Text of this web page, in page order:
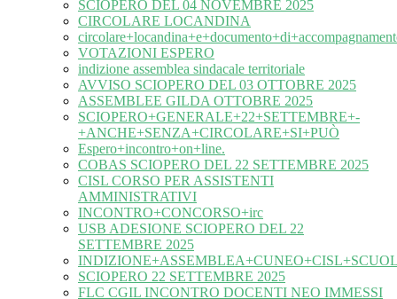
SCIOPERO DEL 04 NOVEMBRE 2025
CIRCOLARE LOCANDINA
VOTAZIONI ESPERO
indizione assemblea sindacale territoriale
AVVISO SCIOPERO DEL 03 OTTOBRE 2025
ASSEMBLEE GILDA OTTOBRE 2025
SCIOPERO+GENERALE+22+SETTEMBRE+-
+ANCHE+SENZA+CIRCOLARE+SI+PUÒ
Espero+incontro+on+line.
COBAS SCIOPERO DEL 22 SETTEMBRE 2025
CISL CORSO PER ASSISTENTI
AMMINISTRATIVI
INCONTRO+CONCORSO+irc
USB ADESIONE SCIOPERO DEL 22
SETTEMBRE 2025
SCIOPERO 22 SETTEMBRE 2025
FLC CGIL INCONTRO DOCENTI NEO IMMESSI